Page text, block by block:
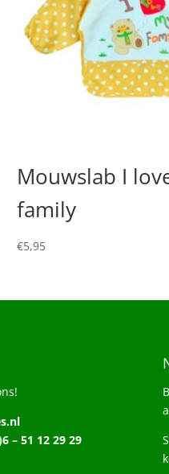
Mouwslab I
family
€5,95
– 51 12 29 29